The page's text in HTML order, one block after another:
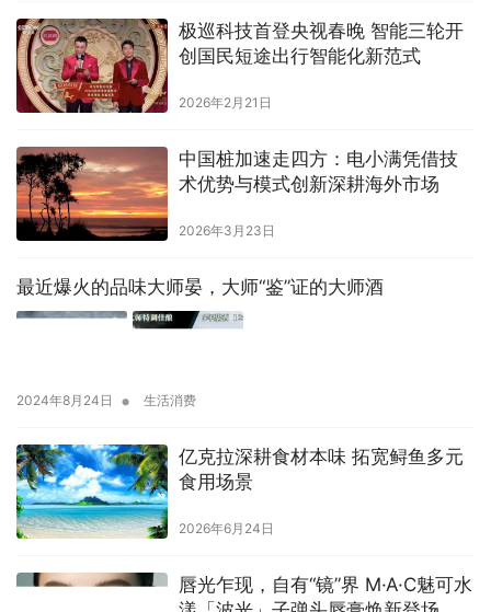
极巡科技首登央视春晚 智能三轮开
创国民短途出行智能化新范式
2026年2月21日
中国桩加速走四方：电小满凭借技
术优势与模式创新深耕海外市场
2026年3月23日
最近爆火的品味大师晏，大师“鉴”证的大师酒
2024年8月24日 • 生活消费
亿克拉深耕食材本味 拓宽鲟鱼多元
食用场景
2026年6月24日
唇光乍现，自有“镜”界 M·A·C魅可水